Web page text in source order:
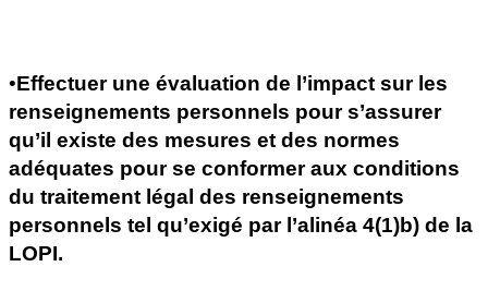
•Effectuer une évaluation de l’impact sur les
renseignements personnels pour s’assurer
qu’il existe des mesures et des normes
adéquates pour se conformer aux conditions
du traitement légal des renseignements
personnels tel qu’exigé par l’alinéa 4(1)b) de la
LOPI.